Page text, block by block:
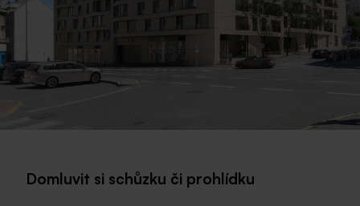
Domluvit si schůzku či prohlídku